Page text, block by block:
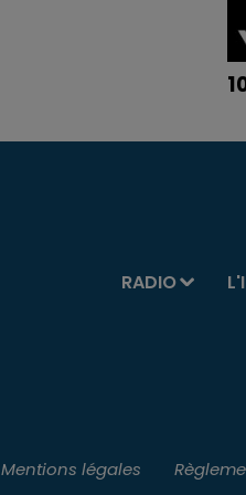
RADIO
Mentions légales